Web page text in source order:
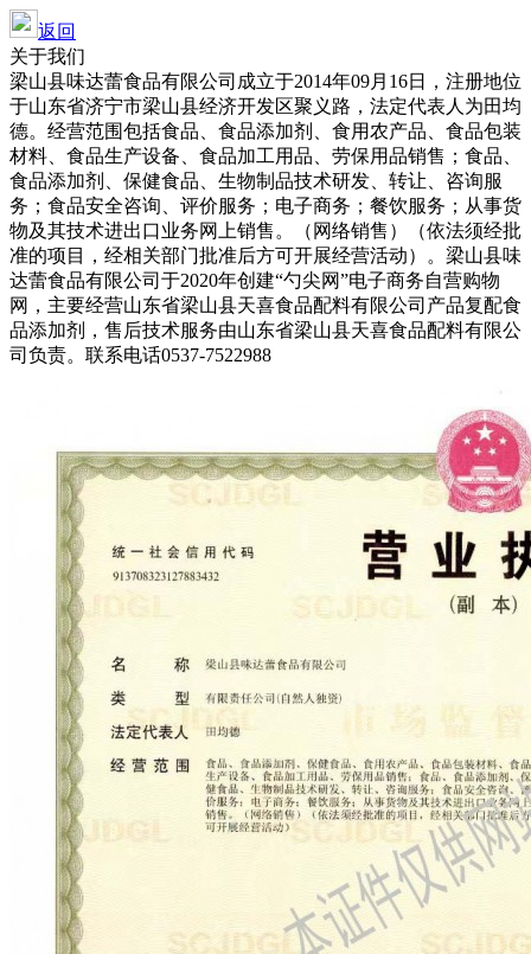
返回
关于我们
梁山县味达蕾食品有限公司成立于2014年09月16日，注册地位
于山东省济宁市梁山县经济开发区聚义路，法定代表人为田均
德。经营范围包括食品、食品添加剂、食用农产品、食品包装
材料、食品生产设备、食品加工用品、劳保用品销售；食品、
食品添加剂
保健食品、 生物制品技术研发、转让、咨询服
务；食品安全咨询、评价服务；电子商务；餐饮服务；从事货
物及其技术进出口业务网上销售。（网络销售）（依法须经批
准的项目，经相关部门批准后方可开展经营活动）。 梁山县味
达蕾食品有限公司 于2020年创建“勺尖网”电子商务自营购物
网， 主要经营山东省梁山县天喜食品配料有限公司产品复配食
品添加剂，售后技术服务由山东省梁山县天喜食品配料有限公
司 负责。联系电话0537-7522988